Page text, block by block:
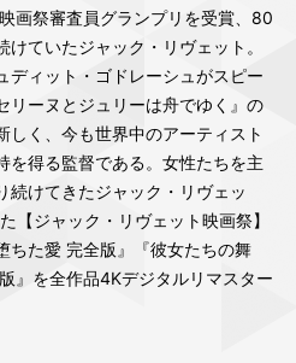
画祭審査員グランプリを受賞、80
ていたジャック・リヴェット。
ディット・ゴドレーシュがスピー
リーヌとジュリーは舟でゆく』の
しく、今も世界中のアーティスト
を得る監督である。女性たちを主
続けてきたジャック・リヴェッ
【ジャック・リヴェット映画祭】
ちた愛 完全版』『彼女たちの舞
』を全作品4Kデジタルリマスター